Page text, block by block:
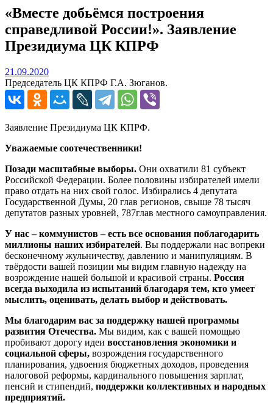
«Вместе добьёмся построения
справедливой России!». Заявление
Президиума ЦК КПРФ
21.09.202021.09.2020
Председатель ЦК КПРФ Г.А. Зюганов.
Заявление Президиума ЦК КПРФ.
Уважаемые соотечественники!
Позади масштабные выборы. Они охватили 81 субъект
Российской Федерации. Более половины избирателей имели
право отдать на них свой голос. Избирались 4 депутата
Государственной Думы, 20 глав регионов, свыше 78 тысяч
депутатов разных уровней, 787глав местного самоуправления.
У нас – коммунистов – есть все основания поблагодарить
миллионы наших избирателей. Вы поддержали нас вопреки
бесконечному жульничеству, давлению и манипуляциям. В
твёрдости вашей позиции мы видим главную надежду на
возрождение нашей большой и красивой страны. Россия
всегда выходила из испытаний благодаря тем, кто умеет
мыслить, оценивать, делать выбор и действовать.
Мы благодарим вас за поддержку нашей программы
развития Отечества. Мы видим, как с вашей помощью
пробивают дорогу идеи восстановления экономики и
социальной сферы, возрождения государственного
планирования, удвоения бюджетных доходов, проведения
налоговой реформы, кардинального повышения зарплат,
пенсий и стипендий, поддержки коллективных и народных
предприятий.